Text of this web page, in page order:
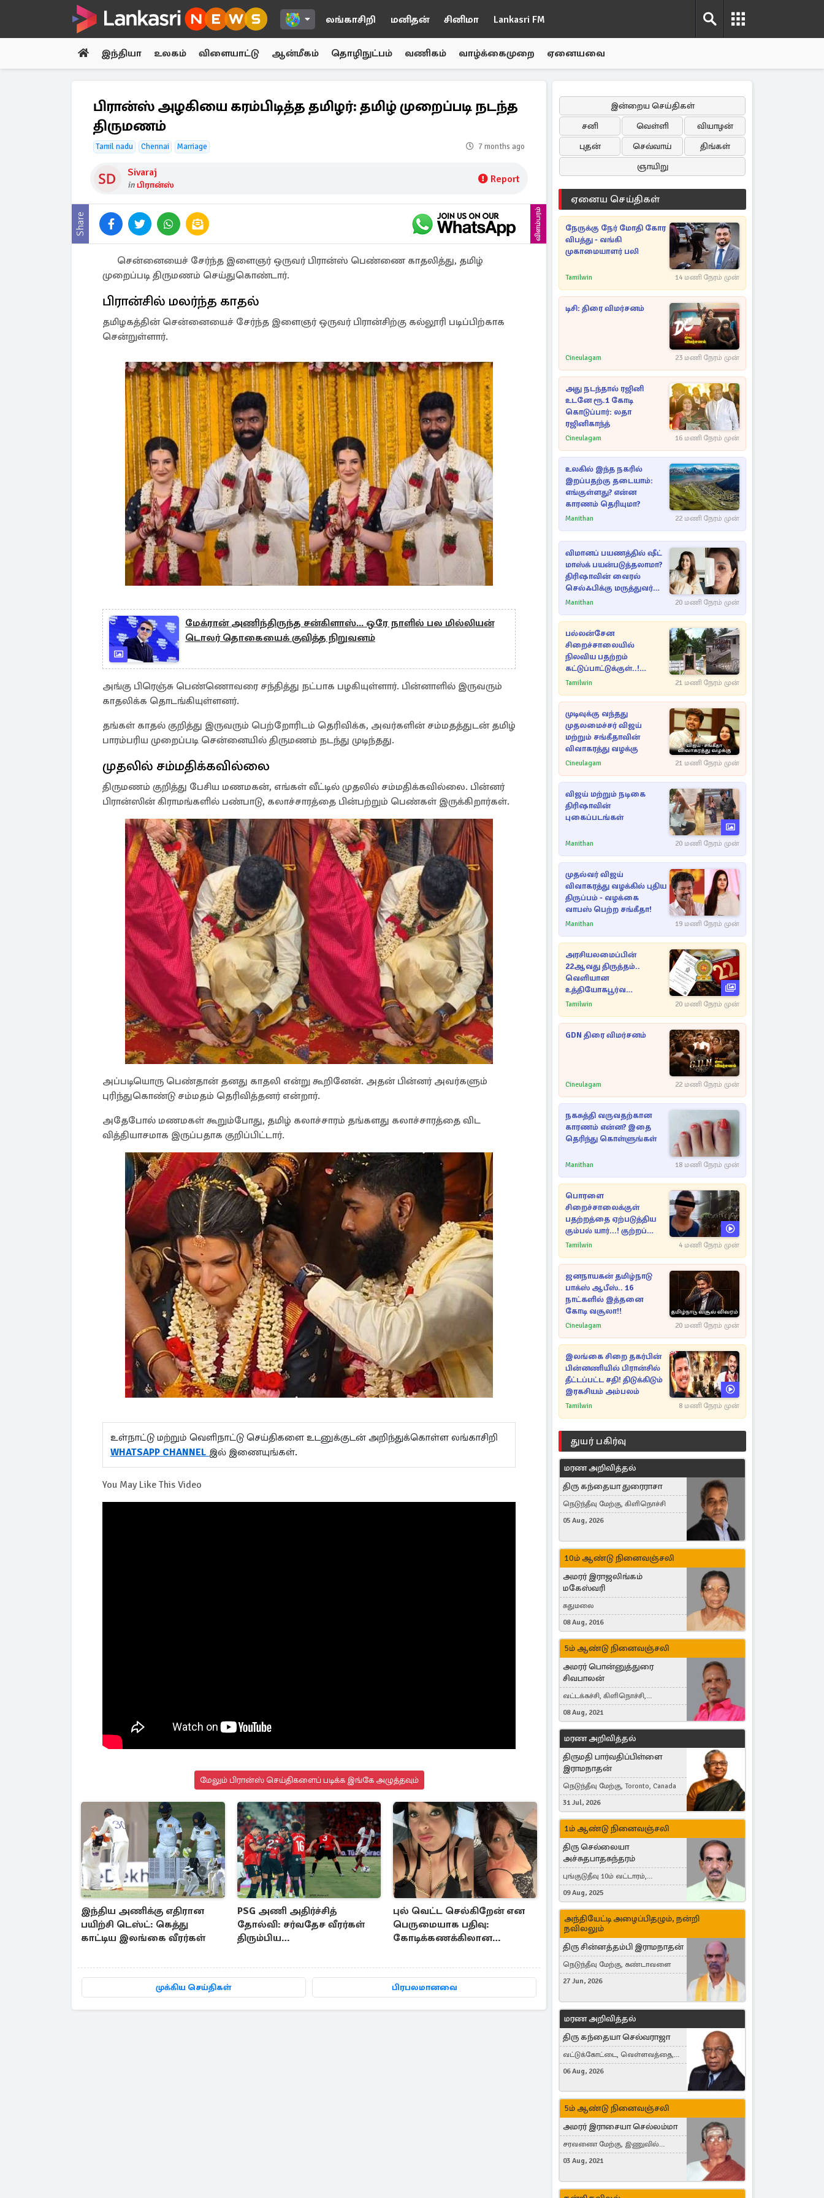
லங்காசிறி மனிதன் சினிமா Lankasri FM
இந்தியா உலகம் விளையாட்டு ஆன்மீகம் தொழிநுட்பம் வணிகம் வாழ்க்கைமுறை ஏனையவை
பிரான்ஸ் அழகியை கரம்பிடித்த தமிழர்: தமிழ் முறைப்படி நடந்த
திருமணம்
Tamil nadu Chennai Marriage 7 months ago
Sivaraj
inபிரான்ஸ் Report
Share விளம்பரம்
சென்னையைச் சேர்ந்த இளைஞர் ஒருவர் பிரான்ஸ் பெண்ணை காதலித்து, தமிழ்
முறைப்படி திருமணம் செய்துகொண்டார்.
பிரான்சில் மலர்ந்த காதல்
தமிழகத்தின் சென்னையைச் சேர்ந்த இளைஞர் ஒருவர் பிரான்சிற்கு கல்லூரி படிப்பிற்காக
சென்றுள்ளார்.
மேக்ரான் அணிந்திருந்த சன்கிளாஸ்... ஒரே நாளில் பல மில்லியன்
டொலர் தொகையைக் குவித்த நிறுவனம்
அங்கு பிரெஞ்சு பெண்ணொவரை சந்தித்து நட்பாக பழகியுள்ளார். பின்னாளில் இருவரும்
காதலிக்க தொடங்கியுள்ளனர்.
தங்கள் காதல் குறித்து இருவரும் பெற்றோரிடம் தெரிவிக்க, அவர்களின் சம்மதத்துடன் தமிழ்
பாரம்பரிய முறைப்படி சென்னையில் திருமணம் நடந்து முடிந்தது.
முதலில் சம்மதிக்கவில்லை
திருமணம் குறித்து பேசிய மணமகன், எங்கள் வீட்டில் முதலில் சம்மதிக்கவில்லை. பின்னர்
பிரான்ஸின் கிராமங்களில் பண்பாடு, கலாச்சாரத்தை பின்பற்றும் பெண்கள் இருக்கிறார்கள்.
அப்படியொரு பெண்தான் தனது காதலி என்று கூறினேன். அதன் பின்னர் அவர்களும்
புரிந்துகொண்டு சம்மதம் தெரிவித்தனர் என்றார்.
அதேபோல் மணமகள் கூறும்போது, தமிழ் கலாச்சாரம் தங்களது கலாச்சாரத்தை விட
வித்தியாசமாக இருப்பதாக குறிப்பிட்டார்.
உள்நாட்டு மற்றும் வெளிநாட்டு செய்திகளை உடனுக்குடன் அறிந்துக்கொள்ள லங்காசிறி
WHATSAPP CHANNEL இல் இணையுங்கள்.
You May Like This Video
மேலும் பிரான்ஸ் செய்திகளைப் படிக்க இங்கே அழுத்தவும்
இந்திய அணிக்கு எதிரான
பயிற்சி டெஸ்ட்: கெத்து
காட்டிய இலங்கை வீரர்கள்
PSG அணி அதிர்ச்சித்
தோல்வி: சர்வதேச வீரர்கள்
திரும்பிய
காரணம்
புல் வெட்ட செல்கிறேன் என
பெருமையாக பதிவு:
கோடிக்கணக்கிலான
பிரித்தானிய பெண்
முக்கிய செய்திகள் பிரபலமானவை
இன்றைய செய்திகள்
சனி
வெள்ளி
வியாழன்
புதன்
செவ்வாய்
திங்கள்
ஞாயிறு
ஏனைய செய்திகள்
நேருக்கு நேர் மோதி கோர
விபத்து - வங்கி
முகாமையாளர் பலி
Tamilwin 14 மணி நேரம் முன்
டிசி: திரை விமர்சனம்
Cineulagam 23 மணி நேரம் முன்
அது நடந்தால் ரஜினி
உடனே ரூ.1 கோடி
கொடுப்பார்: லதா
ரஜினிகாந்த்
Cineulagam 16 மணி நேரம் முன்
உலகில் இந்த நகரில்
இறப்பதற்கு தடையாம்:
எங்குள்ளது? என்ன
காரணம் தெரியுமா?
Manithan 22 மணி நேரம் முன்
விமானப் பயணத்தில் ஷீட்
மாஸ்க் பயன்படுத்தலாமா?
திரிஷாவின் வைரல்
செல்ஃபிக்கு மருத்துவர்
விளக்கம்
Manithan 20 மணி நேரம் முன்
பல்லன்சேன
சிறைச்சாலையில்
நிலவிய பதற்றம்
கட்டுப்பாட்டுக்குள்..!
அதிரடியாக களமிறங்கிய
Tamilwin 21 மணி நேரம் முன்
முடிவுக்கு வந்தது
முதலமைச்சர் விஜய்
மற்றும் சங்கீதாவின்
விவாகரத்து வழக்கு
Cineulagam 21 மணி நேரம் முன்
விஜய் மற்றும் நடிகை
திரிஷாவின்
புகைப்படங்கள்
Manithan 20 மணி நேரம் முன்
முதல்வர் விஜய்
விவாகரத்து வழக்கில் புதிய
திருப்பம் - வழக்கை
வாபஸ் பெற்ற சங்கீதா!
Manithan 19 மணி நேரம் முன்
அரசியலமைப்பின்
22ஆவது திருத்தம்..
வெளியான
உத்தியோகபூர்வ
அறிவிப்பு!
Tamilwin 20 மணி நேரம் முன்
GDN திரை விமர்சனம்
Cineulagam 22 மணி நேரம் முன்
நகசுத்தி வருவதற்கான
காரணம் என்ன? இதை
தெரிந்து கொள்ளுங்கள்
Manithan 18 மணி நேரம் முன்
பொரளை
சிறைச்சாலைக்குள்
பதற்றத்தை ஏற்படுத்திய
கும்பல் யார்...! குற்றப்
பின்னணி தொடர்பில்
Tamilwin 4 மணி நேரம் முன்
ஜனநாயகன் தமிழ்நாடு
பாக்ஸ் ஆபீஸ்.. 16
நாட்களில் இத்தனை
கோடி வசூலா!!
Cineulagam 20 மணி நேரம் முன்
இலங்கை சிறை தகர்பின்
பின்னணியில் பிரான்சில்
தீட்டப்பட்ட சதி! திடுக்கிடும்
இரகசியம் அம்பலம்
Tamilwin 8 மணி நேரம் முன்
துயர் பகிர்வு
மரண அறிவித்தல்
திரு கந்தையா துரைராசா
நெடுந்தீவு மேற்கு, கிளிநொச்சி
05 Aug, 2026
10ம் ஆண்டு நினைவஞ்சலி
அமரர் இராஜலிங்கம்
மகேஸ்வரி
சுதுமலை
08 Aug, 2016
5ம் ஆண்டு நினைவஞ்சலி
அமரர் பொன்னுத்துரை
சிவபாலன்
வட்டக்கச்சி, கிளிநொச்சி,
வட்டக்கச்சி இராமநாதபுரம்
08 Aug, 2021
மரண அறிவித்தல்
திருமதி பார்வதிப்பிள்ளை
இராமநாதன்
நெடுந்தீவு மேற்கு, Toronto, Canada
31 Jul, 2026
1ம் ஆண்டு நினைவஞ்சலி
திரு செல்லையா
அச்சுதபாதசுந்தரம்
புங்குடுதீவு 10ம் வட்டாரம்,
கொள்ளுப்பிட்டி
09 Aug, 2025
அந்தியேட்டி அழைப்பிதழும், நன்றி
நவிலலும்
திரு சின்னத்தம்பி இராமநாதன்
நெடுந்தீவு மேற்கு, கண்டாவளை
27 Jun, 2026
மரண அறிவித்தல்
திரு கந்தையா செல்வராஜா
வட்டுக்கோட்டை, வெள்ளவத்தை,
Toronto, Canada
06 Aug, 2026
5ம் ஆண்டு நினைவஞ்சலி
அமரர் இராசையா செல்லம்மா
சரவணை மேற்கு, இணுவில்
கிழக்கு
03 Aug, 2021